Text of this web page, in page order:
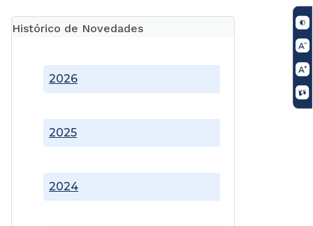
Histórico de Novedades
2024
2025
2026